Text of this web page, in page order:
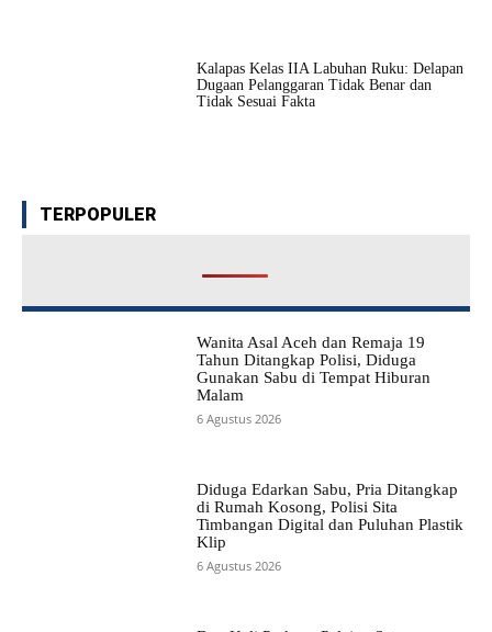
Kalapas Kelas IIA Labuhan Ruku: Delapan
Dugaan Pelanggaran Tidak Benar dan
Tidak Sesuai Fakta
TERPOPULER
Wanita Asal Aceh dan Remaja 19
Tahun Ditangkap Polisi, Diduga
Gunakan Sabu di Tempat Hiburan
Malam
6 Agustus 2026
Diduga Edarkan Sabu, Pria Ditangkap
di Rumah Kosong, Polisi Sita
Timbangan Digital dan Puluhan Plastik
Klip
6 Agustus 2026